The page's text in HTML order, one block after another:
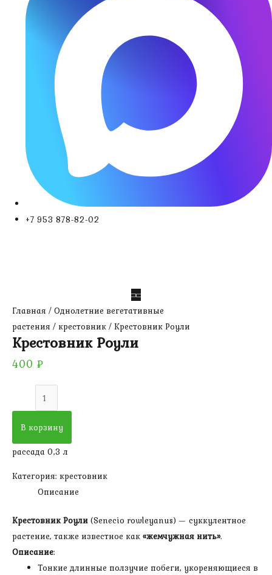
+7 953 878-82-02
Главная / Однолетние вегетативные
растения / крестовник / Крестовник Роули
Крестовник Роули
400 ₽
Количество
товара
Крестовник
Роули
В корзину
рассада 0,3 л
Категория: крестовник
Описание
Крестовник Роули (Senecio rowleyanus) — суккулентное
растение, также известное как «жемчужная нить».
Описание:
Тонкие длинные ползучие побеги, укореняющиеся в